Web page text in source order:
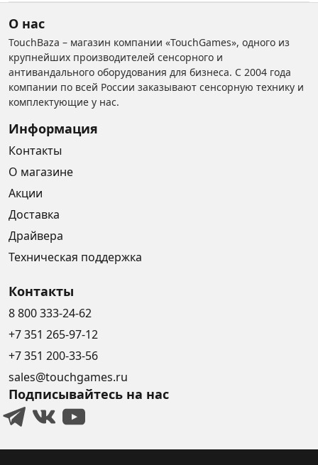
О нас
TouchBaza – магазин компании «TouchGames», одного из
крупнейших производителей сенсорного и
антивандального оборудования для бизнеса. С 2004 года
компании по всей России заказывают сенсорную технику и
комплектующие у нас.
Информация
Контакты
О магазине
Акции
Доставка
Драйвера
Техническая поддержка
Контакты
8 800 333-24-62
+7 351 265-97-12
+7 351 200-33-56
sales@touchgames.ru
Подписывайтесь на нас